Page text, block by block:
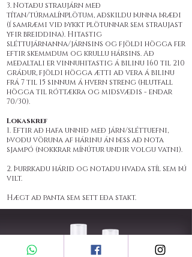
3. Notaðu straujárn með
títan/túrmalínplötum, aðskildu þunna þræði
(í samræmi við þykkt plötunnar sem straujast
yfir breiddina). Hitastig
sléttujárnanna/járnsins og fjöldi högga fer
eftir skemmdum og krullu hársins. Að
meðaltali er vinnuhitastig á bilinu 160 til 210
gráður, fjöldi högga ætti að vera á bilinu
frá 7 til 15 sinnum á hvern streng (hlutfall
högga til róttækra og miðsvæðis - endar
70/30).
Lokaskref
1. Eftir að hafa unnið með járn/sléttuefni,
þvoðu vöruna af hárinu án þess að nota
sjampó (nokkrar mínútur undir volgu vatni).
2. Þurrkaðu hárið og notaðu hvaða stíl sem þú
vilt.
Hægt að panta sem sett eða stakt.